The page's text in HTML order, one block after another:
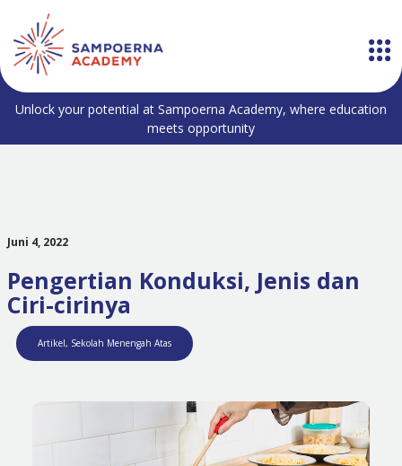
Unlock your potential at Sampoerna Academy, where education
meets opportunity
Juni 4, 2022
Pengertian Konduksi, Jenis dan
Ciri-cirinya
Artikel, Sekolah Menengah Atas